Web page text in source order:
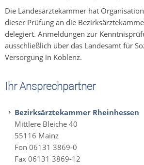
Die Landesärztekammer hat
dieser Prüfung an die
delegiert. Anmeldungen zur
ausschließlich über das Landesamt für
Versorgung in Koblenz.
Ihr Ansprechpartner
Bezirksärztekammer Rheinhessen
Mittlere Bleiche 40
55116 Mainz
Fon 06131 3869-0
Fax 06131 3869-12